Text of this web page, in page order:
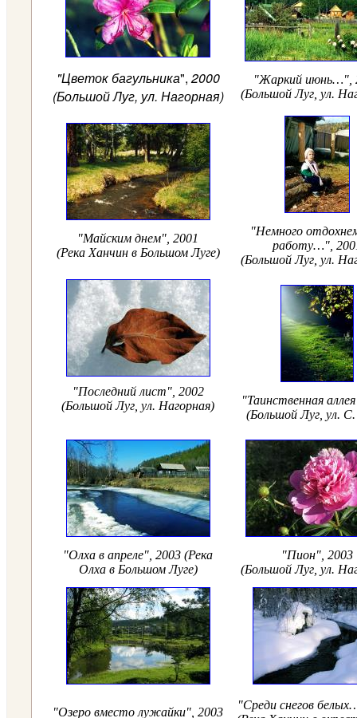
"Цветок багульника",2000
(Большой Луг, ул. Нагорная)
"Жаркий июнь…",
(Большой Луг, ул.
"Майским днем", 2001
(Река Ханчин в Большом Луге)
"Немного
работу…",
(Большой Луг, ул.
"Последний лист", 2002
(Большой Луг, ул. Нагорная)
"Таинственная
(Большой Луг, ул.
"Олха в апреле", 2003 (Река
Олха в Большом Луге)
"Пион", 2003
(Большой Луг, ул.
"Озеро вместо лужайки", 2003
"Среди снегов